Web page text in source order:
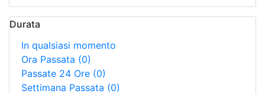
Durata
In qualsiasi momento
Ora Passata (0)
Passate 24 Ore (0)
Settimana Passata (0)